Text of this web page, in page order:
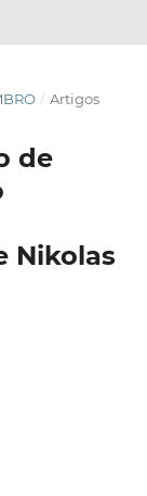
/ Artigos
de
Nikolas